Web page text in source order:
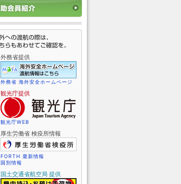
外務省提供
外務省 海外安全ホームページ
観光庁提供
観光庁WEB
厚生労働省 検疫所情報
FORTH 最新情報
国別情報
国土交通省航空局 提供